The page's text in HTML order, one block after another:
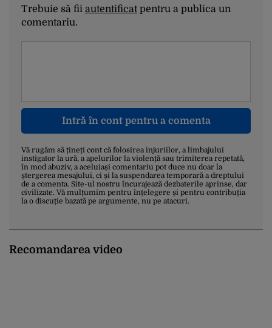
Trebuie să fii autentificatpentru a publica un
comentariu.
Intră în cont pentru a comenta
Vă rugăm să țineți cont că folosirea injuriilor, a limbajului
instigator la ură, a apelurilor la violență sau trimiterea repetată,
în mod abuziv, a aceluiași comentariu pot duce nu doar la
ștergerea mesajului, ci și la suspendarea temporară a dreptului
de a comenta. Site-ul nostru încurajează dezbaterile aprinse, dar
civilizate. Vă mulțumim pentru înțelegere și pentru contribuția
la o discuție bazată pe argumente, nu pe atacuri.
Recomandarea video